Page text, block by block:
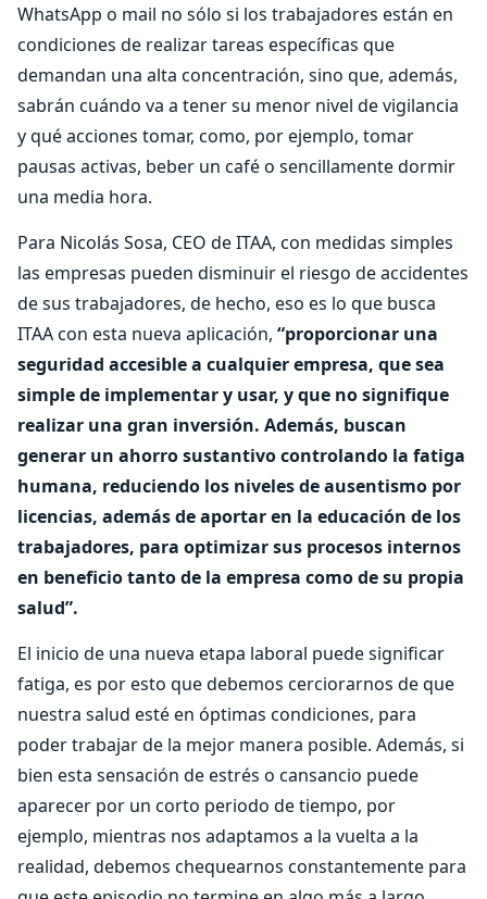
WhatsApp o mail no sólo si los trabajadores están en
condiciones de realizar tareas específicas que
demandan una alta concentración, sino que, además,
sabrán cuándo va a tener su menor nivel de vigilancia
y qué acciones tomar, como, por ejemplo, tomar
pausas activas, beber un café o sencillamente dormir
una media hora.
Para Nicolás Sosa, CEO de ITAA, con medidas simples
las empresas pueden disminuir el riesgo de accidentes
de sus trabajadores, de hecho, eso es lo que busca
ITAA con esta nueva aplicación, “proporcionar una
seguridad accesible a cualquier empresa, que sea
simple de implementar y usar, y que no signifique
realizar una gran inversión. Además, buscan
generar un ahorro sustantivo controlando la fatiga
humana, reduciendo los niveles de ausentismo por
licencias, además de aportar en la educación de los
trabajadores, para optimizar sus procesos internos
en beneficio tanto de la empresa como de su propia
salud”.
El inicio de una nueva etapa laboral puede significar
fatiga, es por esto que debemos cerciorarnos de que
nuestra salud esté en óptimas condiciones, para
poder trabajar de la mejor manera posible. Además, si
bien esta sensación de estrés o cansancio puede
aparecer por un corto periodo de tiempo, por
ejemplo, mientras nos adaptamos a la vuelta a la
realidad, debemos chequearnos constantemente para